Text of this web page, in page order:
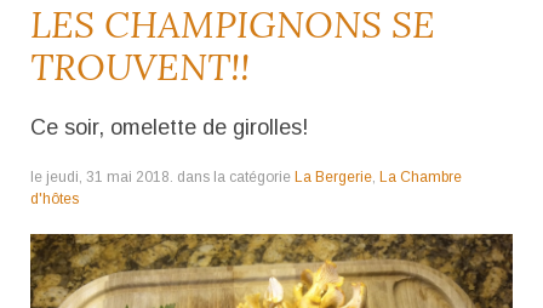
LES CHAMPIGNONS SE
TROUVENT!!
Ce soir, omelette de girolles!
le jeudi, 31 mai 2018. dans la catégorie La Bergerie, La Chambre
d'hôtes